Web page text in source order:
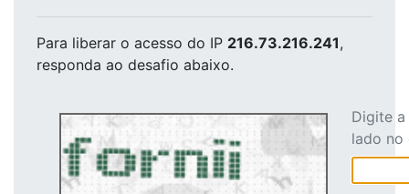
Para liberar o acesso do IP 216.73.216.241,
responda ao desafio abaixo.
Digite
lado no